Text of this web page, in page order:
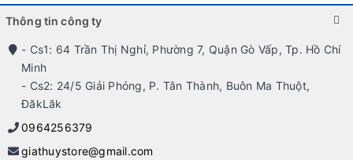
Thông tin công ty
- Cs1: 64 Trần Thị Nghỉ, Phường 7, Quận Gò Vấp, Tp. Hồ Chí
Minh
- Cs2: 24/5 Giải Phóng, P. Tân Thành, Buôn Ma Thuột,
ĐăkLăk
0964256379
giathuystore@gmail.com